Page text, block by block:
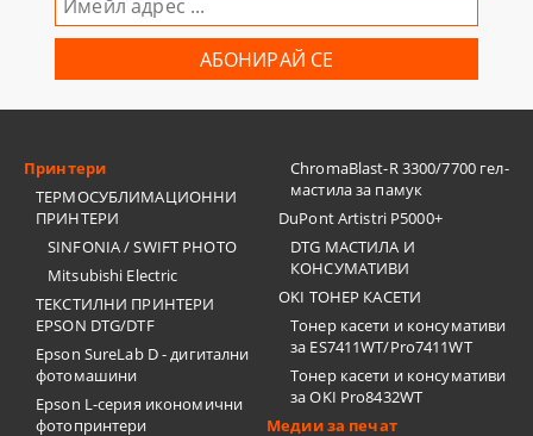
Принтери
ТЕРМОСУБЛИМАЦИОННИ
ПРИНТЕРИ
SINFONIA / SWIFT PHOTO
Mitsubishi Electric
ТЕКСТИЛНИ ПРИНТЕРИ
EPSON DTG/DTF
Epson SureLab D - дигитални
фотомашини
Epson L-серия икономични
фотопринтери
ChromaBlast-R 3300/7700 гел-
мастила за памук
DuPont Artistri P5000+
DTG МАСТИЛА И
КОНСУМАТИВИ
OKI ТОНЕР КАСЕТИ
Тонер касети и консумативи
за ES7411WT/Pro7411WT
Тонер касети и консумативи
за OKI Pro8432WT
Медии за печат